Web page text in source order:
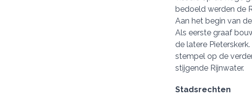
bedoeld werden de
Aan het begin van
Als eerste graaf
de latere
stempel op de
stijgende Rijnwater.
Stadsrechten